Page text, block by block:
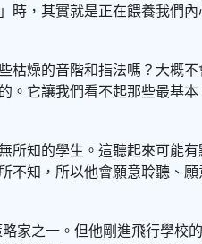
時，其實就是正在餵養我們
枯燥的音階和指法嗎？大概
。它讓我們看不起那些最基
所知的學生。這聽起來可能
不知，所以他會願意聆聽、
家之一。但他剛進飛行學校